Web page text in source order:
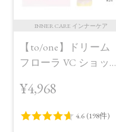
INNER CARE インナーケア
【to/one】ドリーム
フローラ VC ショット
¥4,968